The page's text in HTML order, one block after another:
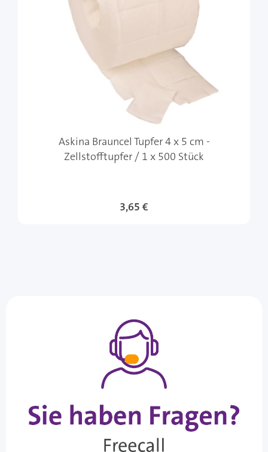
Askina Brauncel Tupfer 4 x 5 cm -
Zellstofftupfer / 1 x 500 Stück
3,65 €